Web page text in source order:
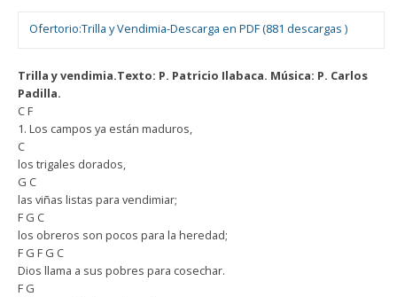
Ofertorio:Trilla y Vendimia-Descarga en PDF (881 descargas )
Trilla y vendimia.Texto: P. Patricio Ilabaca. Música: P. Carlos
Padilla.
C F
1. Los campos ya están maduros,
C
los trigales dorados,
G C
las viñas listas para vendimiar;
F G C
los obreros son pocos para la heredad;
F G F G C
Dios llama a sus pobres para cosechar.
F G